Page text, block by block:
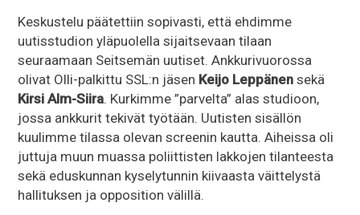
Keskustelu päätettiin sopivasti, että ehdimme
uutisstudion yläpuolella sijaitsevaan tilaan
seuraamaan Seitsemän uutiset. Ankkurivuorossa
olivat Olli-palkittu SSL:n jäsen Keijo Leppänen sekä
Kirsi Alm-Siira. Kurkimme ”parvelta” alas studioon,
jossa ankkurit tekivät työtään. Uutisten sisällön
kuulimme tilassa olevan screenin kautta. Aiheissa oli
juttuja muun muassa poliittisten lakkojen tilanteesta
sekä eduskunnan kyselytunnin kiivaasta väittelystä
hallituksen ja opposition välillä.